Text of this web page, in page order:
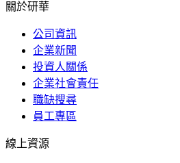
關於研華
公司資訊
企業新聞
投資人關係
企業社會責任
職缺搜尋
員工專區
線上資源